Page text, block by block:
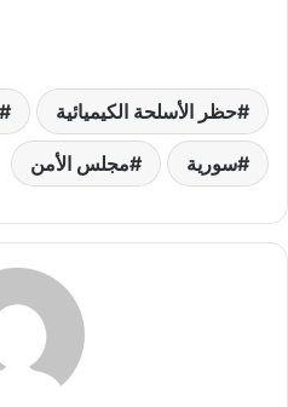
حظر الأسلحة الكيميائية
سورية مجلس الأمن